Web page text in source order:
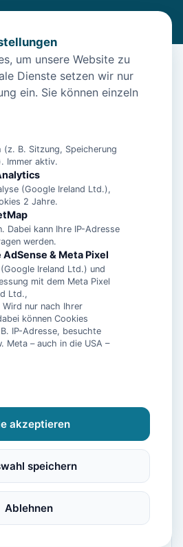
/
Wohnung im ruhigen Ostdorf in
2-Zimmer-
Ostdorf in
Waschmaschine
Geschirrspüler
um unsere Website zu
Dienste setzen wir nur
ein. Sie können einzeln
B. Sitzung, Speicherung
Immer aktiv.
(Google Ireland Ltd.),
2 Jahre.
Dabei kann Ihre IP-Adresse
werden.
& Meta Pixel
Ireland Ltd.) und
mit dem Meta Pixel
Ltd.,
nur nach Ihrer
können Cookies
IP-Adresse, besuchte
Meta – auch in die USA –
akzeptieren
speichern
Ablehnen